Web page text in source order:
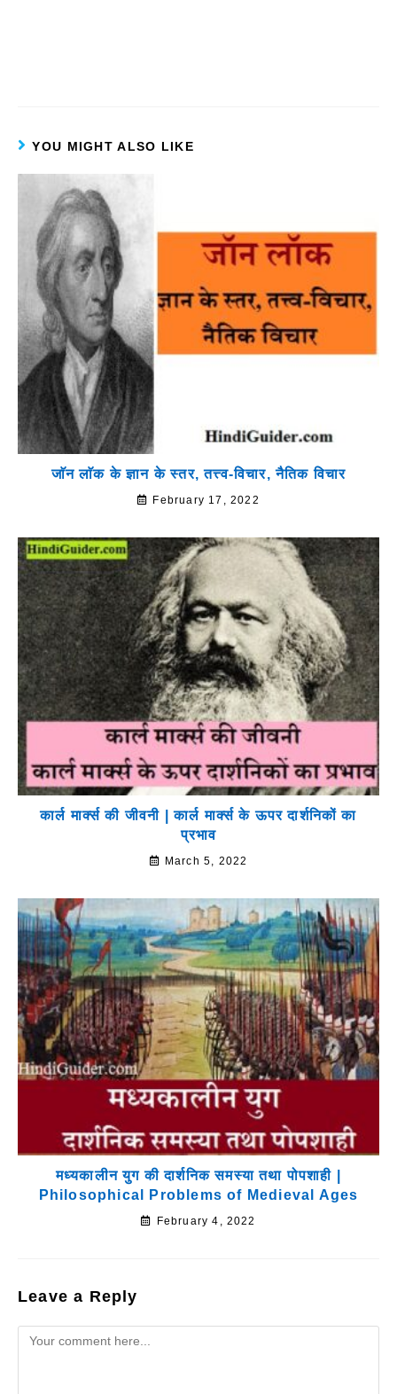
YOU MIGHT ALSO LIKE
जाॅन लाॅक के ज्ञान के स्तर, तत्त्व-विचार, नैतिक विचार
February 17, 2022
कार्ल मार्क्स की जीवनी | कार्ल मार्क्स के ऊपर दार्शनिकों का
प्रभाव
March 5, 2022
मध्यकालीन युग की दार्शनिक समस्या तथा पोपशाही |
Philosophical Problems of Medieval Ages
February 4, 2022
Leave a Reply
Comment